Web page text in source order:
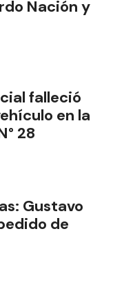
Nación y
falleció
en la
28
Gustavo
de